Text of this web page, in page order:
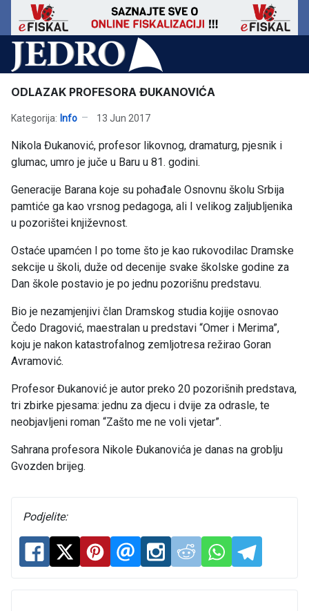
ODLAZAK PROFESORA ĐUKANOVIĆA
Kategorija: Info 13 Jun 2017
Nikola Đukanović, profesor likovnog, dramaturg, pjesnik i
glumac, umro je juče u Baru u 81. godini.
Generacije Barana koje su pohađale Osnovnu školu Srbija
pamtiće ga kao vrsnog pedagoga, ali I velikog zaljubljenika
u pozorištei književnost.
Ostaće upamćen I po tome što je kao rukovodilac Dramske
sekcije u školi, duže od decenije svake školske godine za
Dan škole postavio je po jednu pozorišnu predstavu.
Bio je nezamjenjivi član Dramskog studia kojije osnovao
Čedo Dragović, maestralan u predstavi “Omer i Merima”,
koju je nakon katastrofalnog zemljotresa režirao Goran
Avramović.
Profesor Đukanović je autor preko 20 pozorišnih predstava,
tri zbirke pjesama: jednu za djecu i dvije za odrasle, te
neobjavljeni roman “Zašto me ne voli vjetar”.
Sahrana profesora Nikole Đukanovića je danas na groblju
Gvozden brijeg.
Podjelite: